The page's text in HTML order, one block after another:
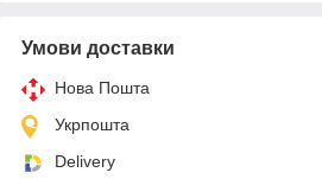
Умови доставки
Нова Пошта
Укрпошта
Delivery